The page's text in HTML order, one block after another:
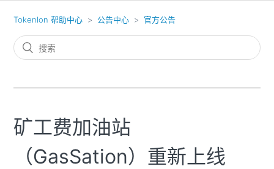
Tokenlon 帮助中心 公告中心 官方公告
矿工费加油站
（GasSation）重新上线